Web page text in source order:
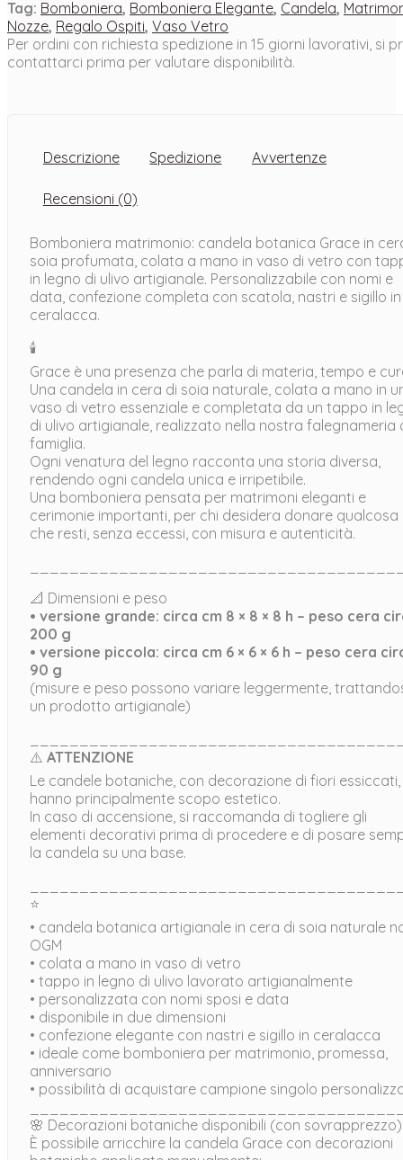
profumata
matrimonio
quantità
Tag: Bomboniera, Bomboniera Elegante, Candela,
Nozze, Regalo Ospiti, Vaso Vetro
Per ordini con richiesta spedizione in 15 giorni lavorativi, si
contattarci prima per valutare disponibilità.
Descrizione Spedizione Avvertenze
Recensioni (0)
Bomboniera matrimonio: candela botanica Grace in
soia profumata, colata a mano in vaso di vetro con
in legno di ulivo artigianale. Personalizzabile con nomi e
data, confezione completa con scatola, nastri e sigillo in
ceralacca.
🕯️
Grace è una presenza che parla di materia, tempo e
Una candela in cera di soia naturale, colata a mano in
vaso di vetro essenziale e completata da un tappo in
di ulivo artigianale, realizzato nella nostra falegnameria
famiglia.
Ogni venatura del legno racconta una storia diversa,
rendendo ogni candela unica e irripetibile.
Una bomboniera pensata per matrimoni eleganti e
cerimonie importanti, per chi desidera donare qualcosa
che resti, senza eccessi, con misura e autenticità.
📐 Dimensioni e peso
• versione grande: circa cm 8 × 8 × 8 h – peso cera
200 g
• versione piccola: circa cm 6 × 6 × 6 h – peso cera
90 g
(misure e peso possono variare leggermente,
un prodotto artigianale)
⚠️ ATTENZIONE
Le candele botaniche, con decorazione di fiori essiccati,
hanno principalmente scopo estetico.
In caso di accensione, si raccomanda di togliere gli
elementi decorativi prima di procedere e di posare
la candela su una base.
⭐
• candela botanica artigianale in cera di soia naturale
OGM
• colata a mano in vaso di vetro
• tappo in legno di ulivo lavorato artigianalmente
• personalizzata con nomi sposi e data
• disponibile in due dimensioni
• confezione elegante con nastri e sigillo in ceralacca
• ideale come bomboniera per matrimonio, promessa,
anniversario
• possibilità di acquistare campione singolo
🌸 Decorazioni botaniche disponibili (con sovrapprezzo)
È possibile arricchire la candela Grace con decorazioni